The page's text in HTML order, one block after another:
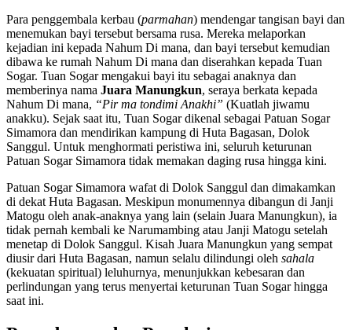
Para penggembala kerbau (parmahan) mendengar tangisan bayi dan
menemukan bayi tersebut bersama rusa. Mereka melaporkan
kejadian ini kepada Nahum Di mana, dan bayi tersebut kemudian
dibawa ke rumah Nahum Di mana dan diserahkan kepada Tuan
Sogar. Tuan Sogar mengakui bayi itu sebagai anaknya dan
memberinya nama Juara Manungkun, seraya berkata kepada
Nahum Di mana, “Pir ma tondimi Anakhi” (Kuatlah jiwamu
anakku). Sejak saat itu, Tuan Sogar dikenal sebagai Patuan Sogar
Simamora dan mendirikan kampung di Huta Bagasan, Dolok
Sanggul. Untuk menghormati peristiwa ini, seluruh keturunan
Patuan Sogar Simamora tidak memakan daging rusa hingga kini.
Patuan Sogar Simamora wafat di Dolok Sanggul dan dimakamkan
di dekat Huta Bagasan. Meskipun monumennya dibangun di Janji
Matogu oleh anak-anaknya yang lain (selain Juara Manungkun), ia
tidak pernah kembali ke Narumambing atau Janji Matogu setelah
menetap di Dolok Sanggul. Kisah Juara Manungkun yang sempat
diusir dari Huta Bagasan, namun selalu dilindungi oleh sahala
(kekuatan spiritual) leluhurnya, menunjukkan kebesaran dan
perlindungan yang terus menyertai keturunan Tuan Sogar hingga
saat ini.